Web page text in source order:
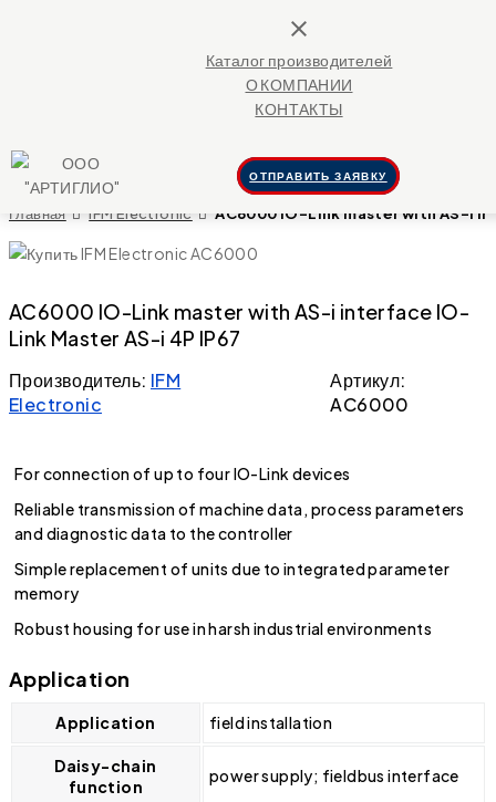
close
Каталог производителей
О КОМПАНИИ
КОНТАКТЫ
ОТПРАВИТЬ ЗАЯВКУ
Главная IFM Electronic AC6000 IO-Link master with AS-i
AC6000 IO-Link master with AS-i interface IO-
Link Master AS-i 4P IP67
Производитель: IFM
Electronic
Артикул:
AC6000
For connection of up to four IO-Link devices
Reliable transmission of machine data, process parameters
and diagnostic data to the controller
Simple replacement of units due to integrated parameter
memory
Robust housing for use in harsh industrial environments
Application
Application field installation
Daisy-chain
function
power supply; fieldbus interface